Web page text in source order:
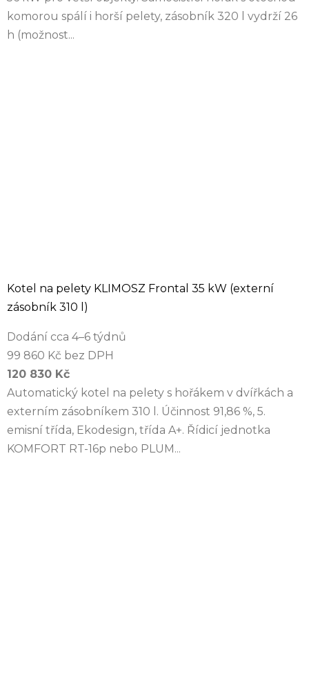
komorou spálí i horší pelety, zásobník 320 l vydrží 26
h (možnost...
Kotel na pelety KLIMOSZ Frontal 35 kW (externí
zásobník 310 l)
Dodání cca 4–6 týdnů
99 860 Kč bez DPH
120 830 Kč
Automatický kotel na pelety s hořákem v dvířkách a
externím zásobníkem 310 l. Účinnost 91,86 %, 5.
emisní třída, Ekodesign, třída A+. Řídicí jednotka
KOMFORT RT-16p nebo PLUM...